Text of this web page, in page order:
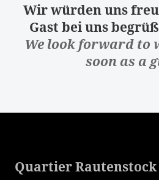
Wir würden uns
Gast bei uns
We look forward to
soon as a
Quartier Rautenstock